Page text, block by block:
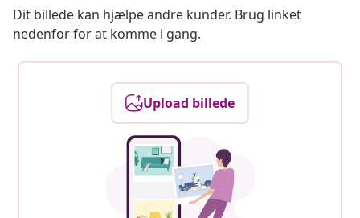
Dit billede kan hjælpe andre kunder. Brug linket
nedenfor for at komme i gang.
Upload billede